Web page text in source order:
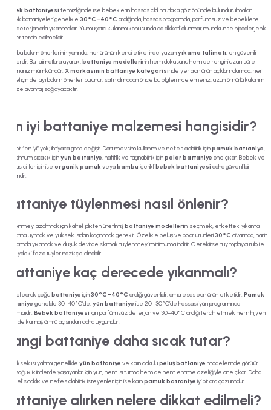
Bebek battaniyesi temizliğinde ise bebeklerin hassas cildi mutlaka göz önünde bulundurulmalıdır.
Bebek battaniyeleri genellikle 30°C–40°C aralığında, hassas programda, parfümsüz ve bebeklere
özel deterjanlarla yıkanmalıdır. Yumuşatıcı kullanımı konusunda da dikkatli olunmalı; mümkünse hipoalerjenik
ürünler tercih edilmelidir.
Tüm bu bakım önerilerinin yanında, her ürünün kendi etiketinde yazanyıkama talimatı, en güvenilir
rehberdir. Bu talimatlara uyarak,battaniye modellerinin hem dokusunu hem de rengini uzun süre
korumanız mümkündür. X markasının battaniye kategorisinde yer alan ürün açıklamalarında, her
model için detaylı bakım önerileri bulunur; satın almadan önce bu bilgileri incelemeniz, uzun ömürlü kullanım
için size avantaj sağlayacaktır.
En iyi battaniye malzemesi hangisidir?
Tek bir “en iyi” yok; ihtiyaca göre değişir. Dört mevsim kullanım ve nefes alabilirlik içinpamuk battaniye,
maksimum sıcaklık içinyün battaniye, hafiflik ve taşınabilirlik içinpolar battaniye öne çıkar. Bebek ve
hassas ciltler için ise organik pamuk veyabambu içeriklibebek battaniyesi daha güvenli bir
seçimdir.
Battaniye tüylenmesi nasıl önlenir?
Tüylenmeyi azaltmak için kaliteli iplikten üretilmişbattaniye modellerini seçmek, etiketteki yıkama
talimatına uymak ve yüksek ısıdan kaçınmak gerekir. Özellikle peluş ve polar ürünleri30°C civarında, narin
programda yıkamak ve düşük devirde sıkmak tüylenmeyi minimuma indirir. Gerekirse tüy toplayıcı rulo ile
yüzeydeki fazla tüyler nazikçe alınabilir.
Battaniye kaç derecede yıkanmalı?
Genel olarak çoğubattaniye için30°C–40°C aralığı güvenlidir; ama esas olan ürün etiketidir. Pamuk
battaniye genelde 30–40°C’de,yün battaniye ise 20–30°C’de hassas/yün programında
yıkanmalıdır. Bebek battaniyesi için parfümsüz deterjan ve 30–40°C aralığı tercih etmek hem hijyen
hem de kumaş ömrü açısından daha uygundur.
Hangi battaniye daha sıcak tutar?
En yüksek ısı yalıtımı genellikle yün battaniye ve kalın dokulupeluş battaniye modellerinde görülür.
Çok soğuk iklimlerde yaşayanlar için yün, hem ısı tutma hem de nem emme özelliğiyle öne çıkar. Daha
dengeli sıcaklık ve nefes alabilirlik isteyenler için ise kalınpamuk battaniye iyi bir ara çözümdür.
Battaniye alırken nelere dikkat edilmeli?